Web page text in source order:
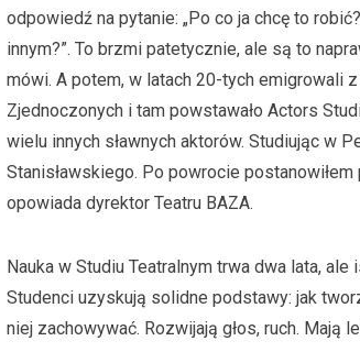
odpowiedź na pytanie: „Po co ja chcę to
innym?”. To brzmi patetycznie, ale są to
mówi. A potem, w latach 20-tych emigrowali
Zjednoczonych i tam powstawało Actors
wielu innych sławnych aktorów. Studiując w
Stanisławskiego. Po powrocie
opowiada dyrektor Teatru BAZA.
Nauka w Studiu Teatralnym trwa dwa lata,
Studenci uzyskują solidne podstawy: jak
niej zachowywać. Rozwijają głos, ruch. Mają